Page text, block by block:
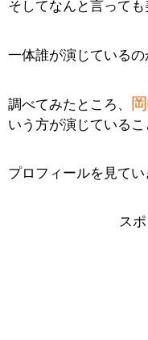
そしてなんと言っても
一体誰が演じているの
調べてみたところ、
いう方が演じているこ
プロフィールを見て
ス